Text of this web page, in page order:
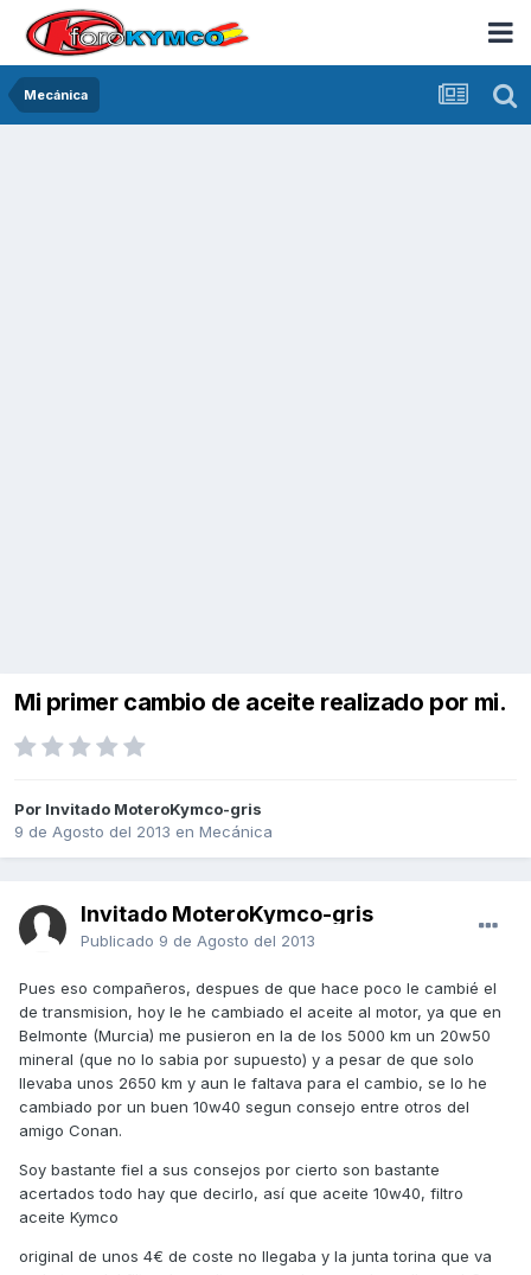
Mecánica
Mi primer cambio de aceite realizado por mi.
Por Invitado MoteroKymco-gris
9 de Agosto del 2013 en Mecánica
Invitado MoteroKymco-gris
Publicado 9 de Agosto del 2013
Pues eso compañeros, despues de que hace poco le cambié el
de transmision, hoy le he cambiado el aceite al motor, ya que en
Belmonte (Murcia) me pusieron en la de los 5000 km un 20w50
mineral (que no lo sabia por supuesto) y a pesar de que solo
llevaba unos 2650 km y aun le faltava para el cambio, se lo he
cambiado por un buen 10w40 segun consejo entre otros del
amigo Conan.
Soy bastante fiel a sus consejos por cierto son bastante
acertados todo hay que decirlo, así que aceite 10w40, filtro
aceite Kymco
original de unos 4€ de coste no llegaba y la junta torina que va